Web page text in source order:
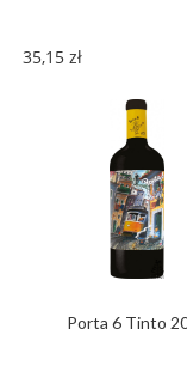
Porta 6 Tinto
35,15 zł